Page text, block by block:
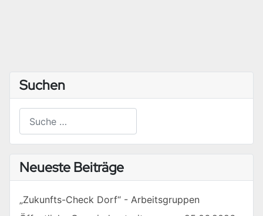
Suchen
Type 2 or more characters for results.
Neueste Beiträge
„Zukunfts-Check Dorf“ - Arbeitsgruppen